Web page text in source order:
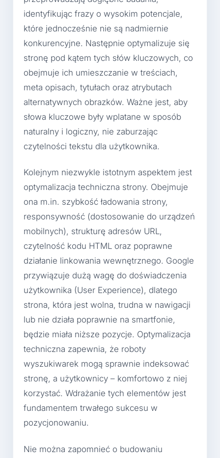
identyfikując frazy o wysokim potencjale,
które jednocześnie nie są nadmiernie
konkurencyjne. Następnie optymalizuje się
stronę pod kątem tych słów kluczowych, co
obejmuje ich umieszczanie w treściach,
meta opisach, tytułach oraz atrybutach
alternatywnych obrazków. Ważne jest, aby
słowa kluczowe były wplatane w sposób
naturalny i logiczny, nie zaburzając
czytelności tekstu dla użytkownika.
Kolejnym niezwykle istotnym aspektem jest
optymalizacja techniczna strony. Obejmuje
ona m.in. szybkość ładowania strony,
responsywność (dostosowanie do urządzeń
mobilnych), strukturę adresów URL,
czytelność kodu HTML oraz poprawne
działanie linkowania wewnętrznego. Google
przywiązuje dużą wagę do doświadczenia
użytkownika (User Experience), dlatego
strona, która jest wolna, trudna w nawigacji
lub nie działa poprawnie na smartfonie,
będzie miała niższe pozycje. Optymalizacja
techniczna zapewnia, że roboty
wyszukiwarek mogą sprawnie indeksować
stronę, a użytkownicy – komfortowo z niej
korzystać. Wdrażanie tych elementów jest
fundamentem trwałego sukcesu w
pozycjonowaniu.
Nie można zapomnieć o budowaniu